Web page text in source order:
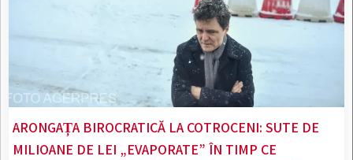
ARONGAȚA BIROCRATICĂ LA COTROCENI: SUTE DE
MILIOANE DE LEI „EVAPORATE” ÎN TIMP CE